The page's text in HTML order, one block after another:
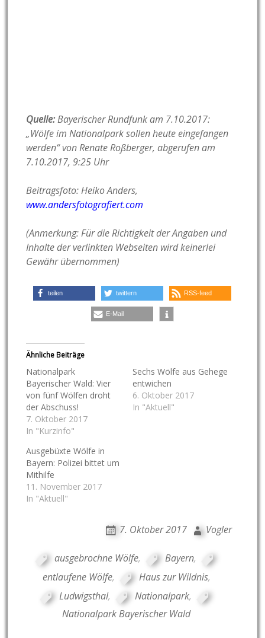
Quelle:Bayerischer Rundfunk am 7.10.2017:
„Wölfe im Nationalpark sollen heute eingefangen
werden“ von Renate Roßberger, abgerufen am
7.10.2017, 9:25 Uhr
Beitragsfoto: Heiko Anders,
www.andersfotografiert.com
(Anmerkung: Für die Richtigkeit der Angaben und
Inhalte der verlinkten Webseiten wird keinerlei
Gewähr übernommen)
teilen twittern RSS-feed
E-Mail
Ähnliche Beiträge
Nationalpark
Bayerischer Wald: Vier
von fünf Wölfen droht
der Abschuss!
7. Oktober 2017
In "Kurzinfo"
Sechs Wölfe aus Gehege
entwichen
6. Oktober 2017
In "Aktuell"
Ausgebüxte Wölfe in
Bayern: Polizei bittet um
Mithilfe
11. November 2017
In "Aktuell"
7. Oktober 2017 Vogler
ausgebrochne Wölfe, Bayern,
entlaufene Wölfe, Haus zur Wildnis,
Ludwigsthal, Nationalpark,
Nationalpark Bayerischer Wald